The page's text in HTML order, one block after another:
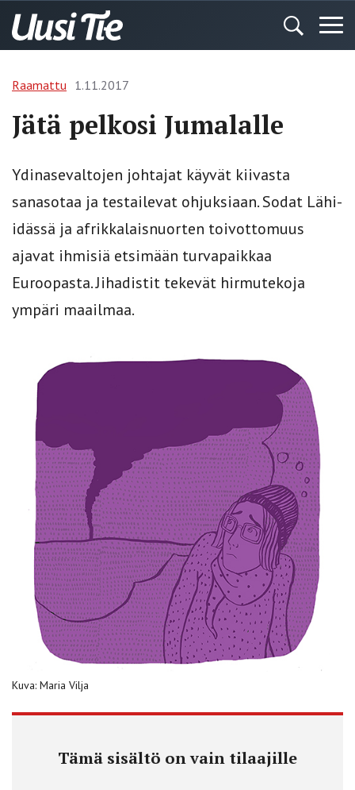
Raamattu 1.11.2017
Jätä pelkosi Jumalalle
Ydinasevaltojen johtajat käyvät kiivasta
sanasotaa ja testailevat ohjuksiaan. Sodat Lähi-
idässä ja afrikkalaisnuorten toivottomuus
ajavat ihmisiä etsimään turvapaikkaa
Euroopasta. Jihadistit tekevät hirmutekoja
ympäri maailmaa.
Kuva: Maria Vilja
Tämä sisältö on vain tilaajille